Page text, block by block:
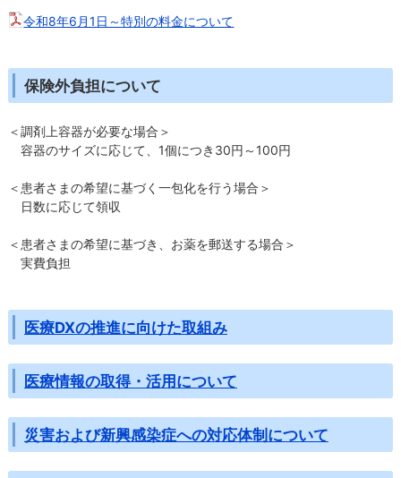
令和8年6月1日～特別の料金について
保険外負担について
＜調剤上容器が必要な場合＞
容器のサイズに応じて、1個につき30円～100円
＜患者さまの希望に基づく一包化を行う場合＞
日数に応じて領収
＜患者さまの希望に基づき、お薬を郵送する場合＞
実費負担
医療DXの推進に向けた取組み
医療情報の取得・活用について
災害および新興感染症への対応体制について